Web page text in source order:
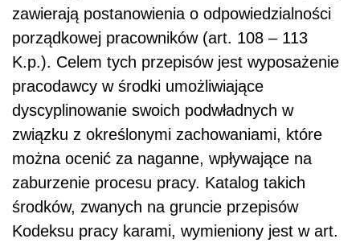
zawierają postanowienia o odpowiedzialności
porządkowej pracowników (art. 108 – 113
K.p.). Celem tych przepisów jest wyposażenie
pracodawcy w środki umożliwiające
dyscyplinowanie swoich podwładnych w
związku z określonymi zachowaniami, które
można ocenić za naganne, wpływające na
zaburzenie procesu pracy. Katalog takich
środków, zwanych na gruncie przepisów
Kodeksu pracy karami, wymieniony jest w art.